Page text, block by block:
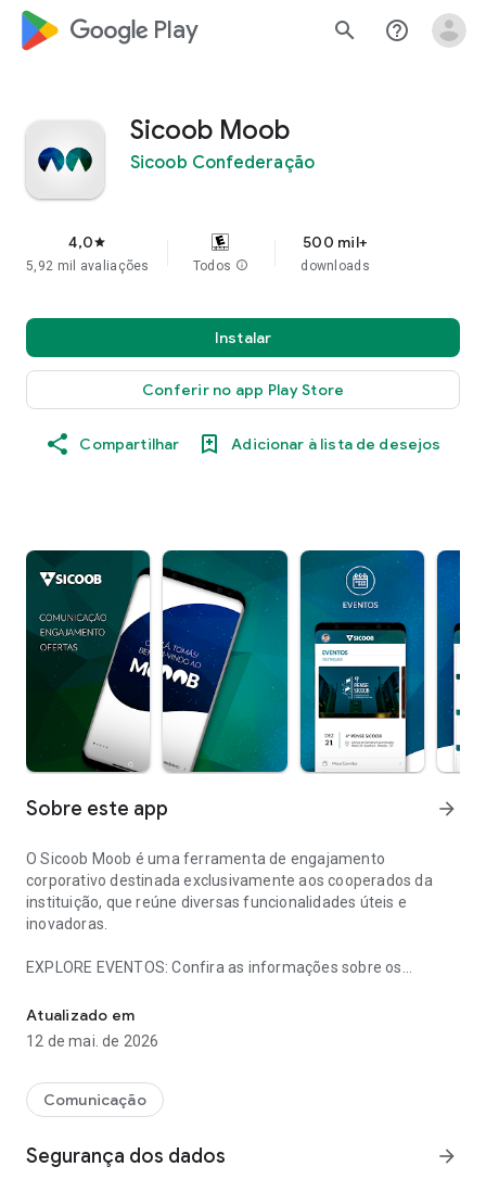
google_logo Play search help_outline
Sicoob Moob
Sicoob Confederação
4,0star
5,92 mil avaliações Todos info
500 mil+
downloads
Instalar
Conferir no app Play Store
Compartilhar Adicionar à lista de desejos
Sobre este app arrow_forward
O Sicoob Moob é uma ferramenta de engajamento
corporativo destinada exclusivamente aos cooperados da
instituição, que reúne diversas funcionalidades úteis e
inovadoras.
EXPLORE EVENTOS: Confira as informações sobre os
confirme sua presença, ative notificações, acesse seus
convites, visualize e sincronize o calendário com o seu
NEGOCIE: Faça propostas e negocie bens publicados por sua
cooperativa em nossa Comunidade de Negócios, visualize
suas dúvidas antes de fechar a compra.
Atualizado em
12 de mai. de 2026
Comunicação
Segurança dos dados arrow_forward